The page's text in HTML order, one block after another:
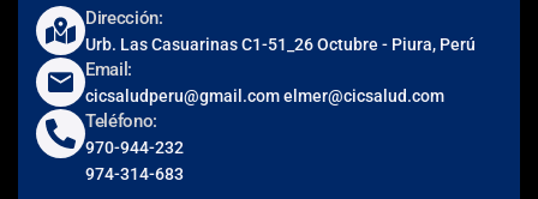
Dirección:
Urb. Las Casuarinas C1-51_26 Octubre - Piura, Perú
Email:
cicsaludperu@gmail.com elmer@cicsalud.com
Teléfono:
970-944-232
974-314-683